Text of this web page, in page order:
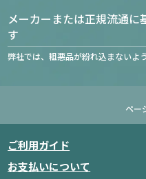
メーカーまたは正規流通に
す
弊社では、粗悪品が紛れ込まないよ
ペー
ご利用ガイド
お支払いについて